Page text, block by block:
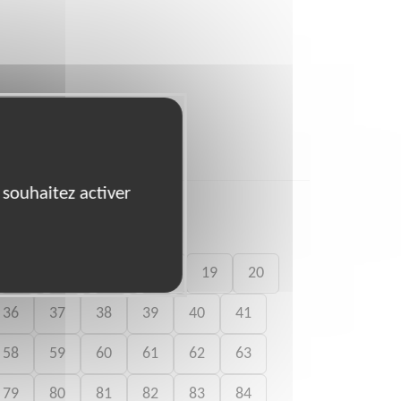
19 20
36 37 38 39 40 41
58 59 60 61 62 63
79 80 81 82 83 84
activer